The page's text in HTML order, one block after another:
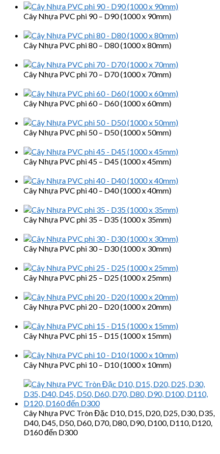
Cây Nhựa PVC phi 90 – D90 (1000 x 90mm)
Cây Nhựa PVC phi 80 – D80 (1000 x 80mm)
Cây Nhựa PVC phi 70 – D70 (1000 x 70mm)
Cây Nhựa PVC phi 60 – D60 (1000 x 60mm)
Cây Nhựa PVC phi 50 – D50 (1000 x 50mm)
Cây Nhựa PVC phi 45 – D45 (1000 x 45mm)
Cây Nhựa PVC phi 40 – D40 (1000 x 40mm)
Cây Nhựa PVC phi 35 – D35 (1000 x 35mm)
Cây Nhựa PVC phi 30 – D30 (1000 x 30mm)
Cây Nhựa PVC phi 25 – D25 (1000 x 25mm)
Cây Nhựa PVC phi 20 – D20 (1000 x 20mm)
Cây Nhựa PVC phi 15 – D15 (1000 x 15mm)
Cây Nhựa PVC phi 10 – D10 (1000 x 10mm)
Cây Nhựa PVC Tròn Đặc D10, D15, D20, D25, D30, D35,
D40, D45, D50, D60, D70, D80, D90, D100, D110, D120,
D160 đến D300